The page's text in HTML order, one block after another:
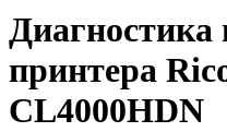
Диагностика
принтера
CL4000HDN